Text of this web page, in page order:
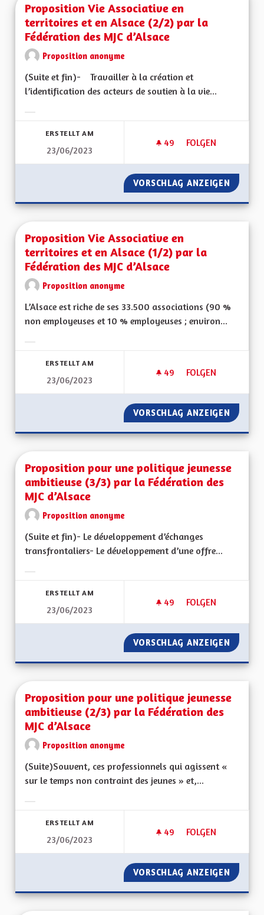
Proposition Vie Associative en
territoires et en Alsace (2/2) par la
Fédération des MJC d’Alsace
Proposition anonyme
(Suite et fin)- Travailler à la création et
l’identification des acteurs de soutien à la vie...
ERSTELLT AM
23/06/2023
49 49 FOLLOWER
FOLGEN
PROPOSITION VIE
VORSCHLAG ANZEIGEN
Proposition Vie Associative en
territoires et en Alsace (1/2) par la
Fédération des MJC d’Alsace
Proposition anonyme
L’Alsace est riche de ses 33.500 associations (90 %
non employeuses et 10 % employeuses ; environ...
ERSTELLT AM
23/06/2023
49 49 FOLLOWER
FOLGEN
PROPOSITION VIE
VORSCHLAG ANZEIGEN
Proposition pour une politique jeunesse
ambitieuse (3/3) par la Fédération des
MJC d’Alsace
Proposition anonyme
(Suite et fin)- Le développement d’échanges
transfrontaliers- Le développement d’une offre...
ERSTELLT AM
23/06/2023
49 49 FOLLOWER
FOLGEN
PROPOSITION
VORSCHLAG ANZEIGEN
Proposition pour une politique jeunesse
ambitieuse (2/3) par la Fédération des
MJC d’Alsace
Proposition anonyme
(Suite)Souvent, ces professionnels qui agissent «
sur le temps non contraint des jeunes » et,...
ERSTELLT AM
23/06/2023
49 49 FOLLOWER
FOLGEN
PROPOSITION
VORSCHLAG ANZEIGEN